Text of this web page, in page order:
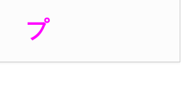
プ